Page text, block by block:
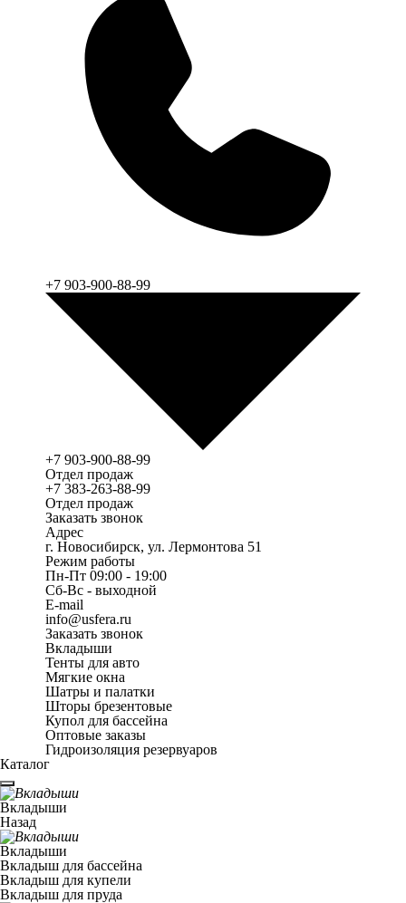
+7 903-900-88-99
+7 903-900-88-99
Отдел продаж
+7 383-263-88-99
Отдел продаж
Заказать звонок
Адрес
г. Новосибирск, ул. Лермонтова 51
Режим работы
Пн-Пт 09:00 - 19:00
Сб-Вс - выходной
E-mail
info@usfera.ru
Заказать звонок
Вкладыши
Тенты для авто
Мягкие окна
Шатры и палатки
Шторы брезентовые
Купол для бассейна
Оптовые заказы
Гидроизоляция резервуаров
Каталог
Вкладыши
Назад
Вкладыши
Вкладыш для бассейна
Вкладыш для купели
Вкладыш для пруда